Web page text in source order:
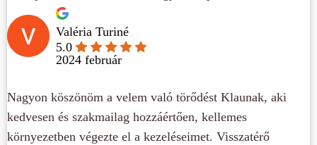
Valéria Turiné
5.0
2024 február
Nagyon köszönöm a velem való törődést Klaunak, aki
kedvesen és szakmailag hozzáértően, kellemes
környezetben végezte el a kezeléseimet. Visszatérő